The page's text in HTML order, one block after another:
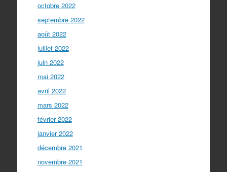
octobre 2022
septembre 2022
août 2022
juillet 2022
juin 2022
mai 2022
avril 2022
mars 2022
février 2022
janvier 2022
décembre 2021
novembre 2021